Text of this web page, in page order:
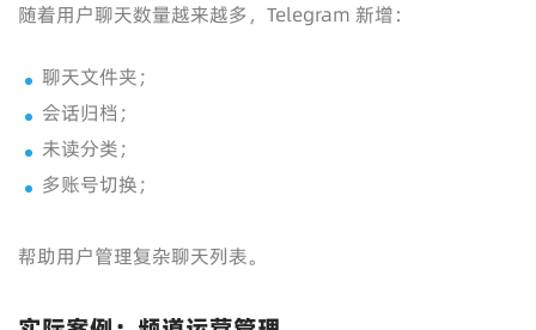
随着用户聊天数量越来越多，Telegram 新增：
聊天文件夹；
会话归档；
未读分类；
多账号切换；
帮助用户管理复杂聊天列表。